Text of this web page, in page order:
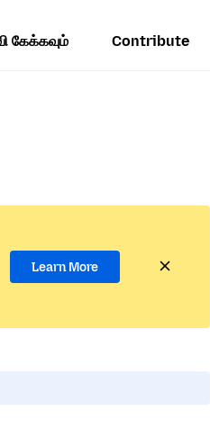
கேக்கவும் Contribute
Learn More